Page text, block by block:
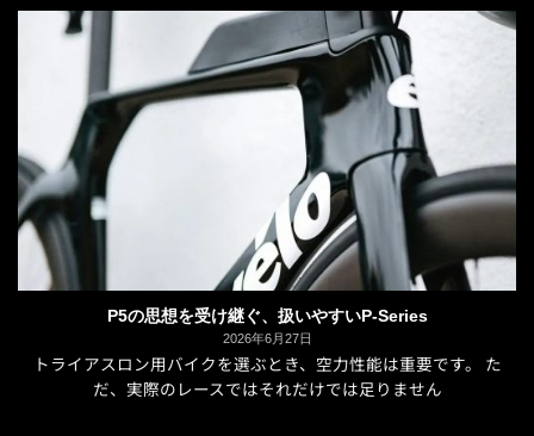
P5の思想を受け継ぐ、扱いやすいP-Series
2026年6月27日
トライアスロン用バイクを選ぶとき、空力性能は重要です。 た
だ、実際のレースではそれだけでは足りません